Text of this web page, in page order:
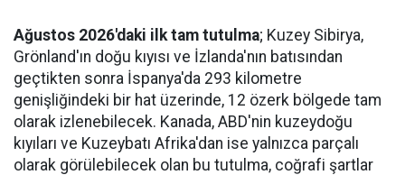
Ağustos 2026'daki ilk tam tutulma; Kuzey Sibirya,
Grönland'ın doğu kıyısı ve İzlanda'nın batısından
geçtikten sonra İspanya'da 293 kilometre
genişliğindeki bir hat üzerinde, 12 özerk bölgede tam
olarak izlenebilecek. Kanada, ABD'nin kuzeydoğu
kıyıları ve Kuzeybatı Afrika'dan ise yalnızca parçalı
olarak görülebilecek olan bu tutulma, coğrafi şartlar